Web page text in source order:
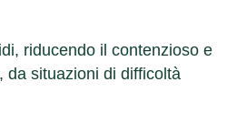
riducendo il contenzioso e
da situazioni di difficoltà